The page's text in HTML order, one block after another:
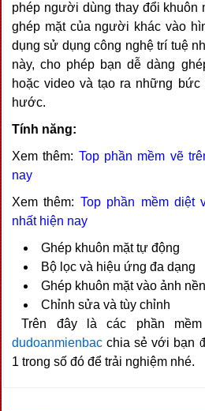
phép người dùng thay đổi khuôn
ghép mặt của người khác vào
dụng sử dụng công nghệ trí tuệ
này, cho phép bạn dễ dàng
hoặc video và tạo ra những bức
hước.
Tính năng:
Xem thêm: Top phần mềm vẽ
nay
Xem thêm: Top phần mềm diệt
nhất hiện nay
Ghép khuôn mặt tự động
Bộ lọc và hiệu ứng đa dạng
Ghép khuôn mặt vào ảnh
Chỉnh sửa và tùy chỉnh
Trên đây là các phần
dudoanmienbac chia sẻ với bạn
1 trong số đó để trải nghiệm nhé.